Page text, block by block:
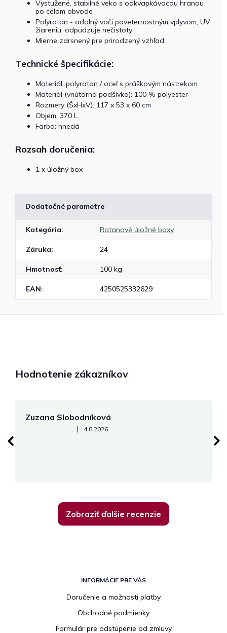
Vystužené, stabilné veko s odkvapkávacou hranou
po celom obvode
Polyratan - odolný voči poveternostným vplyvom, UV
žiareniu, odpudzuje nečistoty
Mierne zdrsnený pre prirodzený vzhľad
Technické špecifikácie:
Materiál: polyratan / oceľ s práškovým nástrekom
Materiál (vnútorná podšívka): 100 % polyester
Rozmery (ŠxHxV): 117 x 53 x 60 cm
Objem: 370 L
Farba: hnedá
Rozsah doručenia:
1 x úložný box
Dodatočné parametre
Kategória: Ratanové úložné boxy
Záruka: 24
Hmotnosť: 100 kg
EAN: 4250525332629
Hodnotenie zákazníkov
Zuzana Slobodníková
Hodnotenie obchodu je 5 z 5 hviezdičiek.
| 4.8.2026
Zobraziť ďalšie recenzie
INFORMÁCIE PRE VÁS
Doručenie a možnosti platby
Obchodné podmienky
Formulár pre odstúpenie od zmluvy